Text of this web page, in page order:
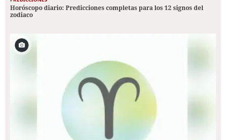
Horóscopo diario: Predicciones completas para los 12 signos del
zodiaco